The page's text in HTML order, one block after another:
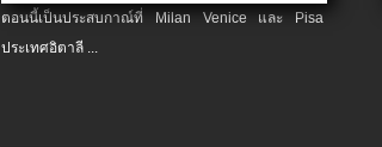
ตอนนี้เป็นประสบกาณ์ที่ Milan Venice และ Pisa
ประเทศอิตาลี ...